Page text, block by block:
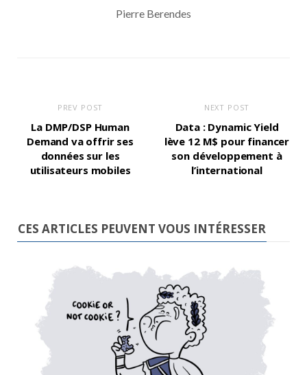
Pierre Berendes
PREV POST
La DMP/DSP Human
Demand va offrir ses
données sur les
utilisateurs mobiles
NEXT POST
Data : Dynamic Yield
lève 12 M$ pour financer
son développement à
l’international
CES ARTICLES PEUVENT VOUS INTÉRESSER